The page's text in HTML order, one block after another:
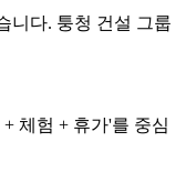
니다. 퉁청 건설 그룹
체험 + 휴가'를 중심